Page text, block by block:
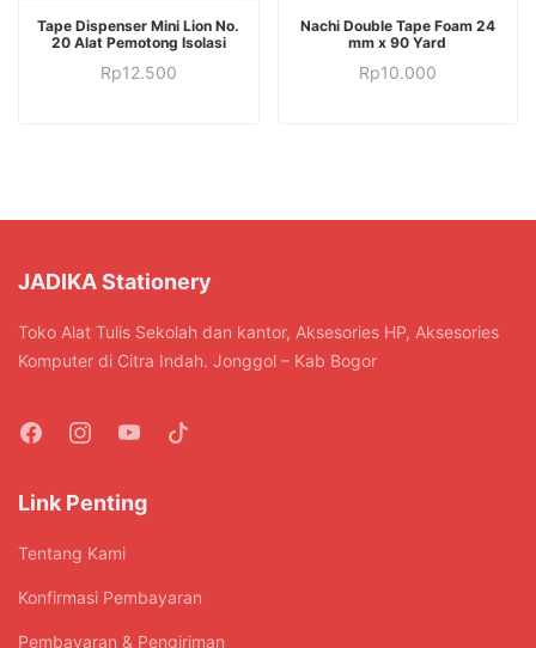
Tape Dispenser Mini Lion No.
20 Alat Pemotong Isolasi
Rp12.500
Nachi Double Tape Foam 24
mm x 90 Yard
Rp10.000
JADIKA Stationery
Toko Alat Tulis Sekolah dan kantor, Aksesories HP, Aksesories
Komputer di Citra Indah. Jonggol – Kab Bogor
Link Penting
Tentang Kami
Konfirmasi Pembayaran
Pembayaran & Pengiriman